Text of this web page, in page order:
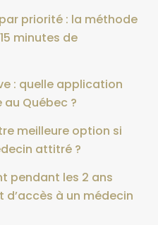
priorité : la méthode
minutes de
: quelle application
Québec ?
meilleure option si
attitré ?
pendant les 2 ans
d’accès à un médecin